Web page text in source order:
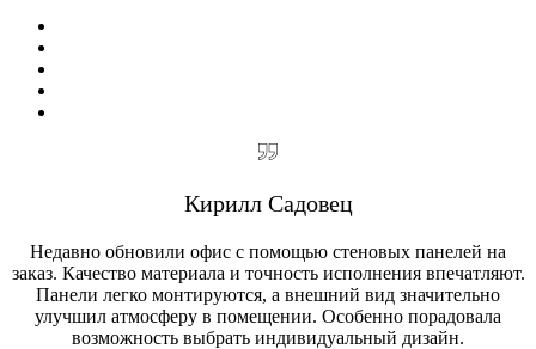
Кирилл Садовец
Недавно обновили офис с помощью стеновых панелей на
заказ. Качество материала и точность исполнения впечатляют.
Панели легко монтируются, а внешний вид значительно
улучшил атмосферу в помещении. Особенно порадовала
возможность выбрать индивидуальный дизайн.